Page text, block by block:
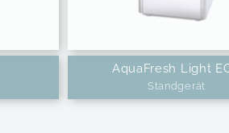
AquaFresh Light
Standgerät